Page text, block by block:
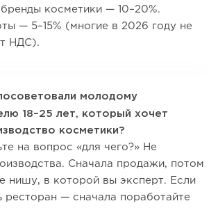
косметики — 10–20%.
— 5–15% (многие в 2026 году не
НДС).
молодому
18–25 лет, который хочет
косметики?
на вопрос «для чего?» Не
Сначала продажи, потом
нишу, в которой вы эксперт. Если
ресторан — сначала поработайте